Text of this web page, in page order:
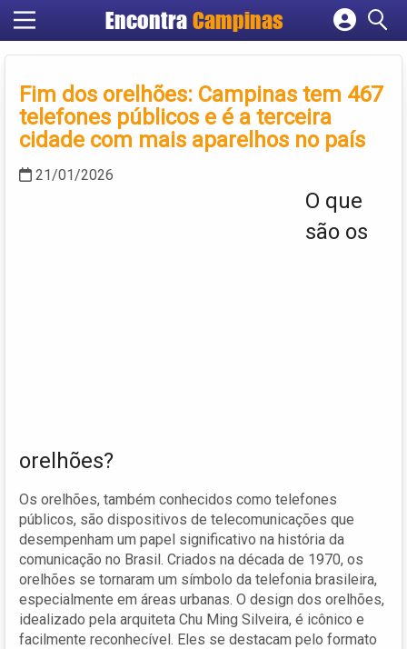
Encontra Campinas
Cadastrar empresa
Criar conta
Fim dos orelhões: Campinas tem 467
telefones públicos e é a terceira
cidade com mais aparelhos no país
21/01/2026
O que
são os
orelhões?
Os orelhões, também conhecidos como telefones
públicos, são dispositivos de telecomunicações que
desempenham um papel significativo na história da
comunicação no Brasil. Criados na década de 1970, os
orelhões se tornaram um símbolo da telefonia brasileira,
especialmente em áreas urbanas. O design dos orelhões,
idealizado pela arquiteta Chu Ming Silveira, é icônico e
facilmente reconhecível. Eles se destacam pelo formato